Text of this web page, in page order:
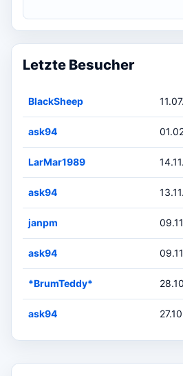
Letzte Besucher
BlackSheep
ask94
LarMar1989
ask94
janpm
ask94
*BrumTeddy*
ask94